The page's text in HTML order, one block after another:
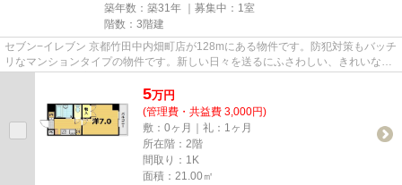
築年数：築31年 ｜募集中： 1室
階数：3階建
セブン−イレブン 京都竹田中内畑町店が128mにある物件です。防犯対策もバッチ
リなマンションタイプの物件です。新しい日々を送るにふさわしい、きれいな室
5万円
(管理費・共益費 3,000円)
敷：0ヶ月｜礼：1ヶ月
所在階：2階
間取り：1K
面積：21.00㎡